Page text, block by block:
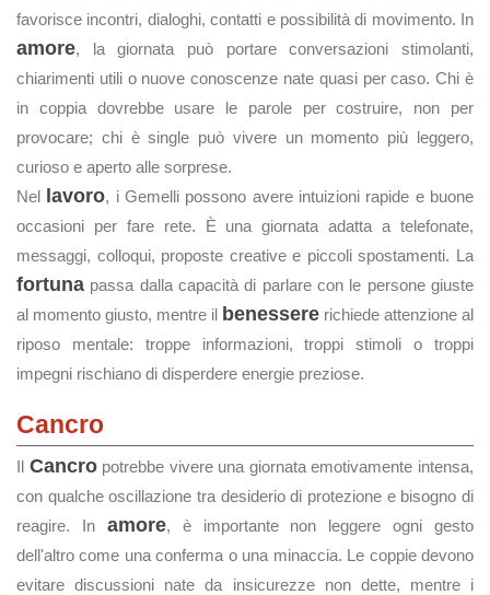
favorisce incontri, dialoghi, contatti e possibilità di movimento. In
amore, la giornata può portare conversazioni stimolanti,
chiarimenti utili o nuove conoscenze nate quasi per caso. Chi è
in coppia dovrebbe usare le parole per costruire, non per
provocare; chi è single può vivere un momento più leggero,
curioso e aperto alle sorprese.
Nel lavoro, i Gemelli possono avere intuizioni rapide e buone
occasioni per fare rete. È una giornata adatta a telefonate,
messaggi, colloqui, proposte creative e piccoli spostamenti. La
fortuna passa dalla capacità di parlare con le persone giuste
al momento giusto, mentre il benessere richiede attenzione al
riposo mentale: troppe informazioni, troppi stimoli o troppi
impegni rischiano di disperdere energie preziose.
Cancro
Il Cancropotrebbe vivere una giornata emotivamente intensa,
con qualche oscillazione tra desiderio di protezione e bisogno di
reagire. In amore, è importante non leggere ogni gesto
dell'altro come una conferma o una minaccia. Le coppie devono
evitare discussioni nate da insicurezze non dette, mentre i